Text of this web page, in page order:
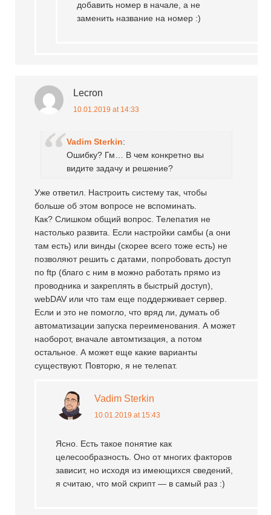
добавить номер в начале, а не
заменить название на номер :)
Lecron
10.01.2019 at 14:33
Vadim Sterkin:
Ошибку? Гм… В чем конкретно вы
видите задачу и решение?
Уже ответил. Настроить систему так, чтобы
больше об этом вопросе не вспоминать.
Как? Слишком общий вопрос. Телепатия не
настолько развита. Если настройки самбы (а они
там есть) или винды (скорее всего тоже есть) не
позволяют решить c датами, попробовать доступ
по ftp (благо с ним в можно работать прямо из
проводника и закреплять в быстрый доступ),
webDAV или что там еще поддерживает сервер.
Если и это не помогло, что вряд ли, думать об
автоматизации запуска переименования. А может
наоборот, вначале автомтизация, а потом
остальное. А может еще какие варианты
существуют. Повторю, я не телепат.
Vadim Sterkin
10.01.2019 at 15:43
Ясно. Есть такое понятие как
целесообразность. Оно от многих факторов
зависит, но исходя из имеющихся сведений,
я считаю, что мой скрипт — в самый раз :)